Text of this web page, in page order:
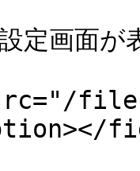
定画面が
files/